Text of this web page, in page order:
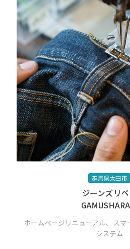
群馬県太田市
ジーンズリ
ホームぺージリニューアル、スマ
システム